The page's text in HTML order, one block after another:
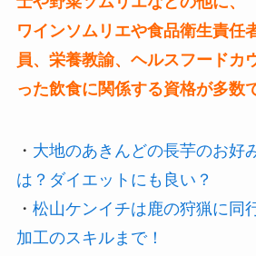
ワインソムリエや食品衛生責任
員、栄養教諭、ヘルスフードカ
った飲食に関係する資格が多数
・ 大地のあきんどの長芋のお好
は？ダイエットにも良い？
・ 松山ケンイチは鹿の狩猟に同
加工のスキルまで！